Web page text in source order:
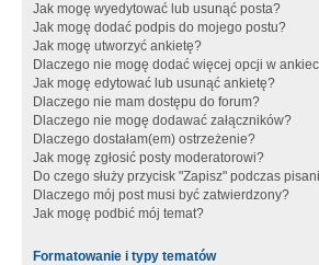
Jak mogę wyedytować lub usunąć posta?
Jak mogę dodać podpis do mojego postu?
Jak mogę utworzyć ankietę?
Dlaczego nie mogę dodać więcej opcji w
Jak mogę edytować lub usunąć ankietę?
Dlaczego nie mam dostępu do forum?
Dlaczego nie mogę dodawać załączników?
Dlaczego dostałam(em) ostrzeżenie?
Jak mogę zgłosić posty moderatorowi?
Do czego służy przycisk "Zapisz" podczas
Dlaczego mój post musi być zatwierdzony?
Jak mogę podbić mój temat?
Formatowanie i typy tematów